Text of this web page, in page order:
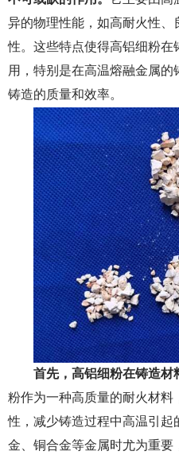
异的物理性能，如高耐火性
性。这些特点使得高铝细粉
用，特别是在高温熔融金属
铸造的质量和效率。
首先，高铝细粉在铸造材
粉作为一种高质量的耐火材料
性，减少铸造过程中高温引
金、铜合金等金属时尤为重